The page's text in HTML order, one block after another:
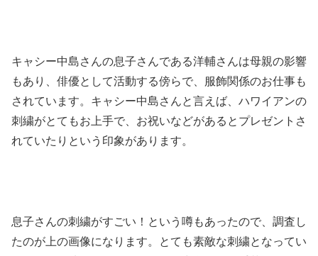
キャシー中島さんの息子さんである洋輔さんは母親の影響
もあり、俳優として活動する傍らで、服飾関係のお仕事も
されています。キャシー中島さんと言えば、ハワイアンの
刺繍がとてもお上手で、お祝いなどがあるとプレゼントさ
れていたりという印象があります。
息子さんの刺繍がすごい！という噂もあったので、調査し
たのが上の画像になります。とても素敵な刺繍となってい